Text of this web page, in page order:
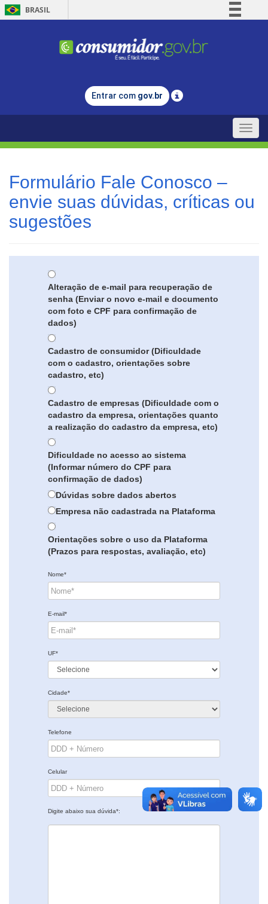
BRASIL
Comunica BR
Legislação
Entrar com gov.br
Toggle
Formulário Fale Conosco –
envie suas dúvidas, críticas ou
sugestões
Alteração de e-mail para recuperação de
senha (Enviar o novo e-mail e documento
com foto e CPF para confirmação de
dados)
Cadastro de consumidor (Dificuldade
com o cadastro, orientações sobre
cadastro, etc)
Cadastro de empresas (Dificuldade com o
cadastro da empresa, orientações quanto
a realização do cadastro da empresa, etc)
Dificuldade no acesso ao sistema
(Informar número do CPF para
confirmação de dados)
Dúvidas sobre dados abertos
Empresa não cadastrada na Plataforma
Orientações sobre o uso da Plataforma
(Prazos para respostas, avaliação, etc)
Nome*
E-mail*
UF*
Cidade*
Telefone
Celular
Digite abaixo sua dúvida*: